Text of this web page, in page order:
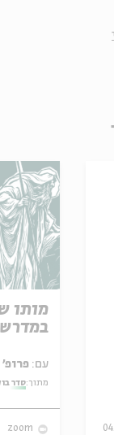
מותו
עם: פרופ' אביגדור שנאן
מתוך:סדר
zoom